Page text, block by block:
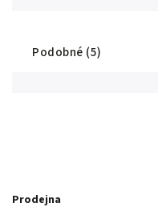
Podobné (5)
Prodejna